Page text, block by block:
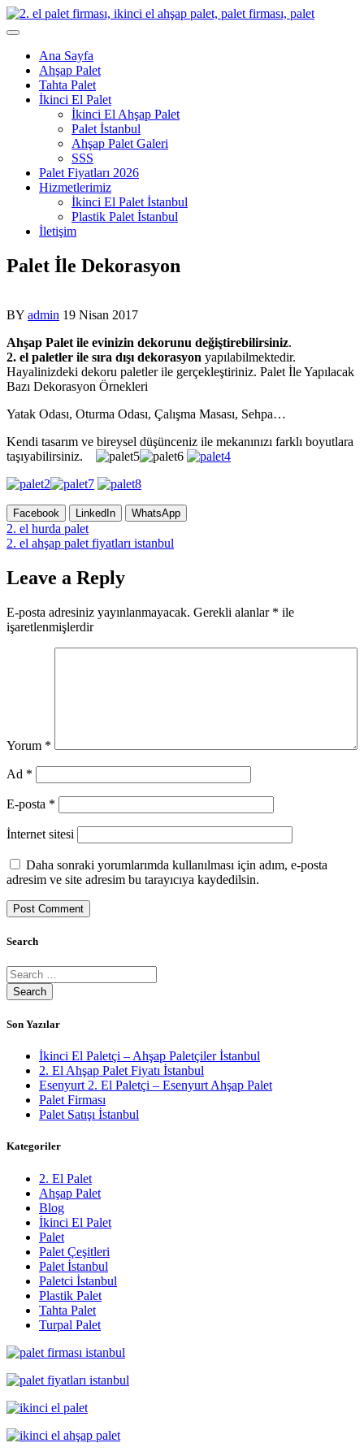
Skip
to
Ana Sayfa
Ahşap Palet
Tahta Palet
İkinci El Palet
İkinci El Ahşap Palet
Palet İstanbul
Ahşap Palet Galeri
SSS
Palet Fiyatları 2026
Hizmetlerimiz
İkinci El Palet İstanbul
Plastik Palet İstanbul
İletişim
Palet İle Dekorasyon
BY admin 19 Nisan 2017
Ahşap Palet ile evinizin dekorunu değiştirebilirsiniz.
2. el paletler ile sıra dışı dekorasyon yapılabilmektedir.
Hayalinizdeki dekoru paletler ile gerçekleştiriniz. Palet İle Yapılacak
Bazı Dekorasyon Örnekleri
Yatak Odası, Oturma Odası, Çalışma Masası, Sehpa…
Kendi tasarım ve bireysel düşünceniz ile mekanınızı farklı boyutlara
taşıyabilirsiniz.
Facebook LinkedIn WhatsApp
Yazı
gezinmesi
2. el hurda palet
2. el ahşap palet fiyatları istanbul
Leave a Reply
E-posta adresiniz yayınlanmayacak. Gerekli alanlar * ile
işaretlenmişlerdir
Yorum *
Ad *
E-posta *
İnternet sitesi
Daha sonraki yorumlarımda kullanılması için adım, e-posta
adresim ve site adresim bu tarayıcıya kaydedilsin.
Search
Son Yazılar
İkinci El Paletçi – Ahşap Paletçiler İstanbul
2. El Ahşap Palet Fiyatı İstanbul
Esenyurt 2. El Paletçi – Esenyurt Ahşap Palet
Palet Firması
Palet Satışı İstanbul
Kategoriler
2. El Palet
Ahşap Palet
Blog
İkinci El Palet
Palet
Palet Çeşitleri
Palet İstanbul
Paletci İstanbul
Plastik Palet
Tahta Palet
Turpal Palet